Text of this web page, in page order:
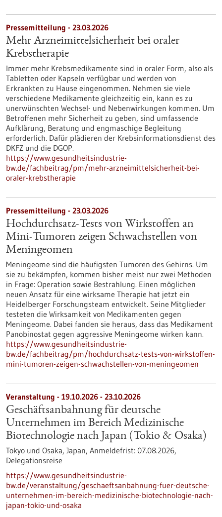
Pressemitteilung - 23.03.2026
Mehr Arzneimittelsicherheit bei oraler
Krebstherapie
Immer mehr Krebsmedikamente sind in oraler Form, also als
Tabletten oder Kapseln verfügbar und werden von
Erkrankten zu Hause eingenommen. Nehmen sie viele
verschiedene Medikamente gleichzeitig ein, kann es zu
unerwünschten Wechsel- und Nebenwirkungen kommen. Um
Betroffenen mehr Sicherheit zu geben, sind umfassende
Aufklärung, Beratung und engmaschige Begleitung
erforderlich. Dafür plädieren der Krebsinformationsdienst des
DKFZ und die DGOP.
https://www.gesundheitsindustrie-
bw.de/fachbeitrag/pm/mehr-arzneimittelsicherheit-bei-
oraler-krebstherapie
Pressemitteilung - 23.03.2026
Hochdurchsatz-Tests von Wirkstoffen an
Mini-Tumoren zeigen Schwachstellen von
Meningeomen
Meningeome sind die häufigsten Tumoren des Gehirns. Um
sie zu bekämpfen, kommen bisher meist nur zwei Methoden
in Frage: Operation sowie Bestrahlung. Einen möglichen
neuen Ansatz für eine wirksame Therapie hat jetzt ein
Heidelberger Forschungsteam entwickelt. Seine Mitglieder
testeten die Wirksamkeit von Medikamenten gegen
Meningeome. Dabei fanden sie heraus, dass das Medikament
Panobinostat gegen aggressive Meningeome wirken kann.
https://www.gesundheitsindustrie-
bw.de/fachbeitrag/pm/hochdurchsatz-tests-von-wirkstoffen-
mini-tumoren-zeigen-schwachstellen-von-meningeomen
Veranstaltung - 19.10.2026 - 23.10.2026
Geschäftsanbahnung für deutsche
Unternehmen im Bereich Medizinische
Biotechnologie nach Japan (Tokio & Osaka)
Tokyo und Osaka, Japan, Anmeldefrist: 07.08.2026,
Delegationsreise
https://www.gesundheitsindustrie-
bw.de/veranstaltung/geschaeftsanbahnung-fuer-deutsche-
unternehmen-im-bereich-medizinische-biotechnologie-nach-
japan-tokio-und-osaka